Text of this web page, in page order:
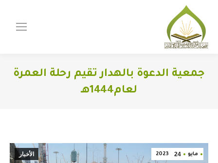
جمعية الدعوة بالهدار تقيم رحلة العمرة
لعام1444هـ
مايو 24
2023 الأخبار